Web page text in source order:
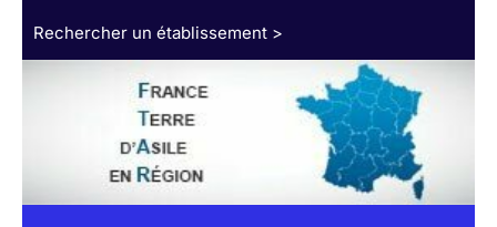
Rechercher un établissement >